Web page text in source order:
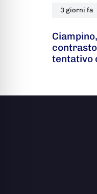
3 giorni fa
tentativo